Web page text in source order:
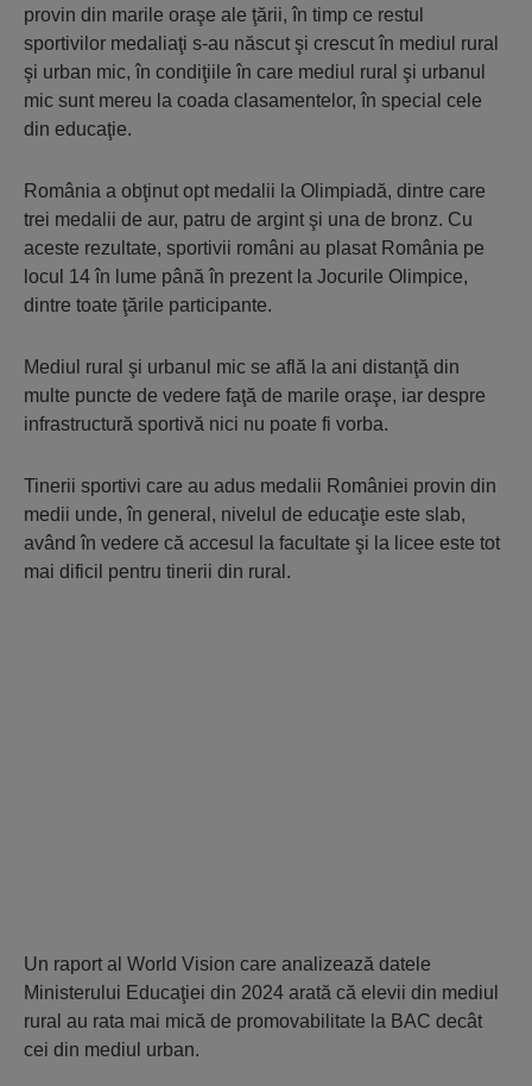
provin din marile oraşe ale ţării, în timp ce restul
sportivilor medaliaţi s-au născut şi crescut în mediul rural
şi urban mic, în condiţiile în care mediul rural şi urbanul
mic sunt mereu la coada clasamentelor, în special cele
din educaţie.
România a obţinut opt medalii la Olimpiadă, dintre care
trei medalii de aur, patru de argint şi una de bronz. Cu
aceste rezultate, sportivii români au plasat România pe
locul 14 în lume până în prezent la Jocurile Olimpice,
dintre toate ţările participante.
Mediul rural şi urbanul mic se află la ani distanţă din
multe puncte de vedere faţă de marile oraşe, iar despre
infrastructură sportivă nici nu poate fi vorba.
Tinerii sportivi care au adus medalii României provin din
medii unde, în general, nivelul de educaţie este slab,
având în vedere că accesul la facultate şi la licee este tot
mai dificil pentru tinerii din rural.
Un raport al World Vision care analizează datele
Ministerului Educaţiei din 2024 arată că elevii din mediul
rural au rata mai mică de promovabilitate la BAC decât
cei din mediul urban.